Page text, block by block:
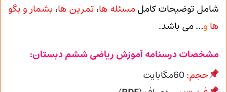
شامل توضیحات کامل مسئله ها، تمرین ها، بشمار و بگو
ها و… می باشد.
مشخصات درسنامه آموزش ریاضی ششم دبستان:
حجم:60مگابایت